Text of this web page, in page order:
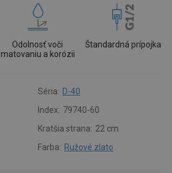
Odolnosť voči
matovaniu a korózii
Štandardná prípojka
Séria: D-40
Index: 79740-60
Kratšia strana: 22 cm
Farba: Ružové zlato